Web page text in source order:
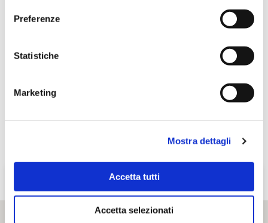
Preferenze
Statistiche
Marketing
Mostra dettagli
Accetta tutti
Accetta selezionati